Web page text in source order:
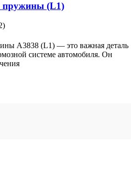
пружины (L1)
A3838 (L1) — это важная деталь
системе автомобиля. Он